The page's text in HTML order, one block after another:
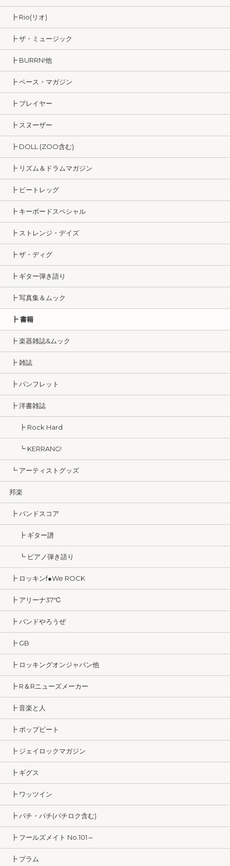
┣ Rio(リオ)
┣ ザ・ミュージック
┣ BURRN!他
┣ ベース・マガジン
┣ プレイヤー
┣ スヌーザー
┣ DOLL (ZOO含む)
┣ リズム＆ドラムマガジン
┣ ビートレッグ
┣ キーボードスペシャル
┣ ストレンジ・デイズ
┣ ザ・ディグ
┣ ギター弾き語り
┣ 写真集＆ムック
┣ 書籍
┣ 楽器雑誌&ムック
┣ 雑誌
┣ パンフレット
┣ 洋書雑誌
┣ Rock Hard
┗ KERRANG!
┗ アーティストグッズ
邦楽
┣ バンドスコア
┣ ギター譜
┗ ピアノ弾き語り
┣ ロッキンf●We ROCK
┣ アリーナ37℃
┣ バンドやろうぜ
┣ GB
┣ ロッキングオンジャパン他
┣ R＆Rニューズメーカー
┣ 音楽と人
┣ ポップビート
┣ ジェイロックマガジン
┣ ギグス
┣ ワッツイン
┣ パチ・パチ(パチロク含む)
┣ フールズメイト No.101～
┣ プラム